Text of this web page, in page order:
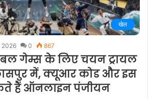
खेल
2026 0 867
गेम्स के लिए चयन ट्रायल
में, क्यूआर कोड और इस
हैं ऑनलाइन पंजीयन